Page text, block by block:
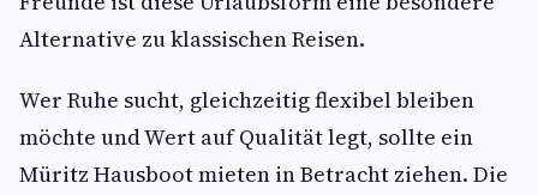
Alternative zu klassischen Reisen.
Wer Ruhe sucht, gleichzeitig flexibel bleiben
möchte und Wert auf Qualität legt, sollte ein
Müritz Hausboot mieten in Betracht ziehen. Die